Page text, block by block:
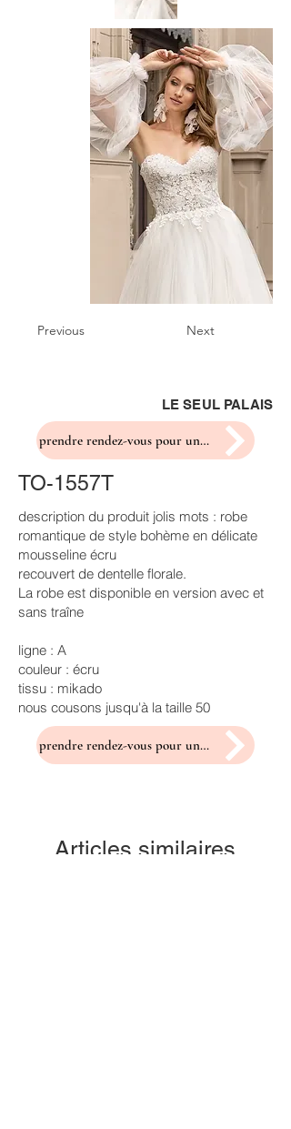
Previous Next
LE SEUL PALAIS
prendre rendez-vous pour un essayage
TO-1557T
description du produit jolis mots : robe
romantique de style bohème en délicate
mousseline écru
recouvert de dentelle florale.
La robe est disponible en version avec et
sans traîne
ligne : A
couleur : écru
tissu : mikado
nous cousons jusqu'à la taille 50
prendre rendez-vous pour un essayage
Articles similaires